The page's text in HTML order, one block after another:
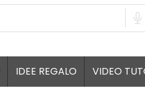
IDEE REGALO VIDEO